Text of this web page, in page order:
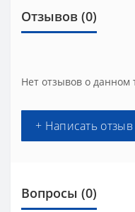
Отзывов (0)
Нет отзывов о данном
+ Написать отзыв
Вопросы (0)